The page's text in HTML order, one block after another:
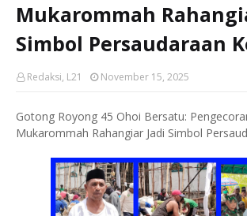
Mukarommah
Simbol Persaudaraan
Redaksi, L21 November 15, 2025
Gotong Royong 45 Ohoi Bersatu:
Mukarommah Rahangiar Jadi Simbol